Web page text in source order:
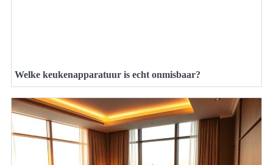
Welke keukenapparatuur is echt onmisbaar?